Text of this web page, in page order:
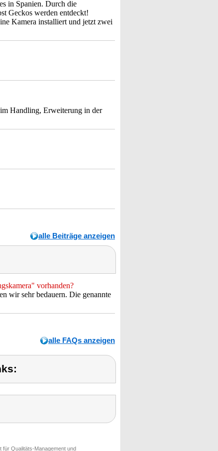
in Spanien. Durch die
Geckos werden entdeckt!
Kamera installiert und jetzt zwei
Handling, Erweiterung in der
alle Beiträge anzeigen
vorhanden?
wir sehr bedauern. Die genannte
alle FAQs anzeigen
für Qualitäts-Management und